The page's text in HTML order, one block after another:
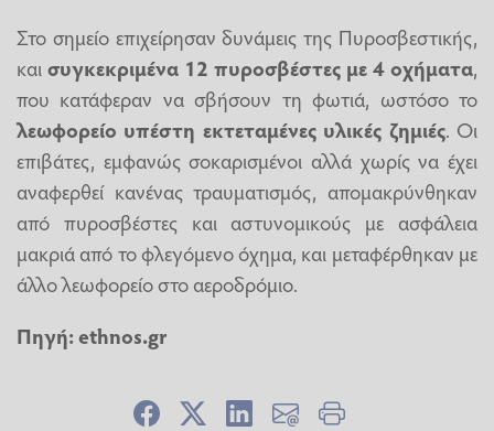
Στο σημείο επιχείρησαν δυνάμεις της Πυροσβεστικής,
και συγκεκριμένα 12 πυροσβέστες με 4 οχήματα,
που κατάφεραν να σβήσουν τη φωτιά, ωστόσο το
λεωφορείο υπέστη εκτεταμένες υλικές ζημιές. Οι
επιβάτες, εμφανώς σοκαρισμένοι αλλά χωρίς να έχει
αναφερθεί κανένας τραυματισμός, απομακρύνθηκαν
από πυροσβέστες και αστυνομικούς με ασφάλεια
μακριά από το φλεγόμενο όχημα, και μεταφέρθηκαν με
άλλο λεωφορείο στο αεροδρόμιο.
Πηγή: ethnos.gr